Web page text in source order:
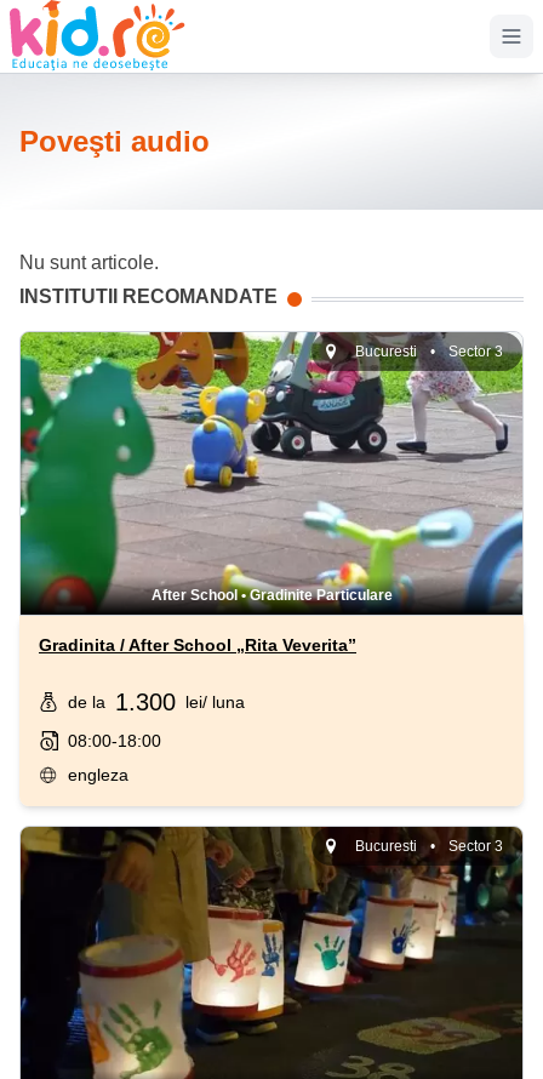
Poveşti audio
Nu sunt articole.
INSTITUTII RECOMANDATE
Bucuresti • Sector 3
After School•Gradinite Particulare
Gradinita / After School „Rita Veverita”
de la 1.300 lei/ luna
08:00-18:00
engleza
Bucuresti • Sector 3